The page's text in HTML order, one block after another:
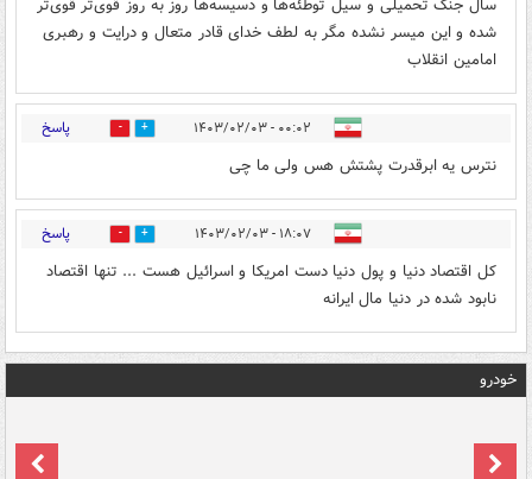
سال جنگ تحمیلی و سیل توطئه‌ها و دسیسه‌ها روز به روز قوی‌تر قوی‌تر
شده و این میسر نشده مگر به لطف خدای قادر متعال و درایت و رهبری
امامین انقلاب
۰۰:۰۲ - ۱۴۰۳/۰۲/۰۳ 1 پاسخ
نترس یه ابرقدرت پشتش هس ولی ما چی
۱۸:۰۷ - ۱۴۰۳/۰۲/۰۳ 0 پاسخ
کل اقتصاد دنیا و پول دنیا دست امریکا و اسرائیل هست ... تنها اقتصاد
نابود شده در دنیا مال ایرانه
خودرو